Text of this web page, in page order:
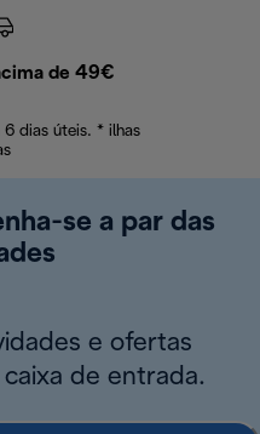
de 49€
dias úteis. * ilhas
se a par das
e ofertas
de entrada.